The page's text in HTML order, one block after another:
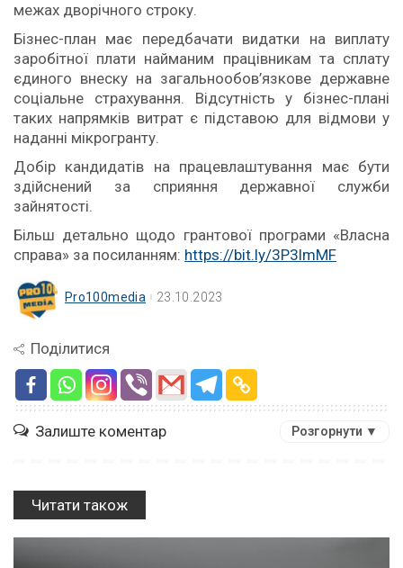
межах дворічного строку.
Бізнес-план має передбачати видатки на виплату
заробітної плати найманим працівникам та сплату
єдиного внеску на загальнообов’язкове державне
соціальне страхування. Відсутність у бізнес-плані
таких напрямків витрат є підставою для відмови у
наданні мікрогранту.
Добір кандидатів на працевлаштування має бути
здійснений за сприяння державної служби
зайнятості.
Більш детально щодо грантової програми «Власна
справа» за посиланням: https://bit.ly/3P3lmMF
Pro100media 23.10.2023
Поділитися
Залиште коментар Розгорнути ▼
Читати також